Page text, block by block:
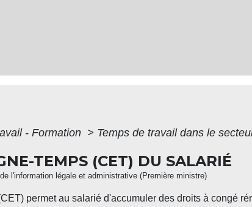
- Formation > Temps de travail dans le
TEMPS (CET) DU SALARIÉ
l'information légale et administrative (Première ministre)
permet au salarié d'accumuler des droits à congé